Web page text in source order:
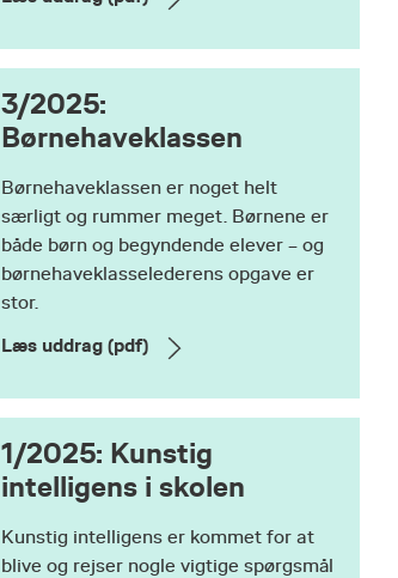
3/2025:
Børnehaveklassen
Børnehaveklassen er noget helt
særligt og rummer meget. Børnene er
både børn og begyndende elever – og
børnehaveklasselederens opgave er
stor.
Læs uddrag (pdf)
1/2025: Kunstig
intelligens i skolen
Kunstig intelligens er kommet for at
blive og rejser nogle vigtige spørgsmål